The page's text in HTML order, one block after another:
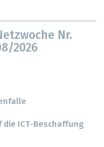
Nr.
2026
ICT-Beschaffung